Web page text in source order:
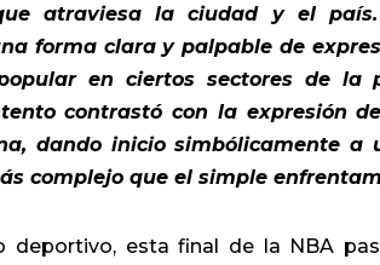
atraviesa la ciudad y el país.
forma clara y palpable de
en ciertos sectores de la
contrastó con la expresión
dando inicio simbólicamente
complejo que el simple
deportivo, esta final de la NBA